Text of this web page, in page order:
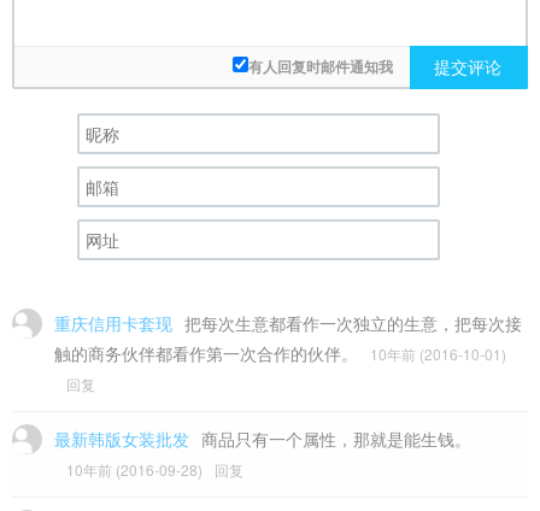
有人回复时邮件通知我 提交评论
重庆信用卡套现 把每次生意都看作一次独立的生意，把每次接
触的商务伙伴都看作第一次合作的伙伴。
10年前 (2016-10-01)
回复
最新韩版女装批发 商品只有一个属性，那就是能生钱。
10年前 (2016-09-28) 回复